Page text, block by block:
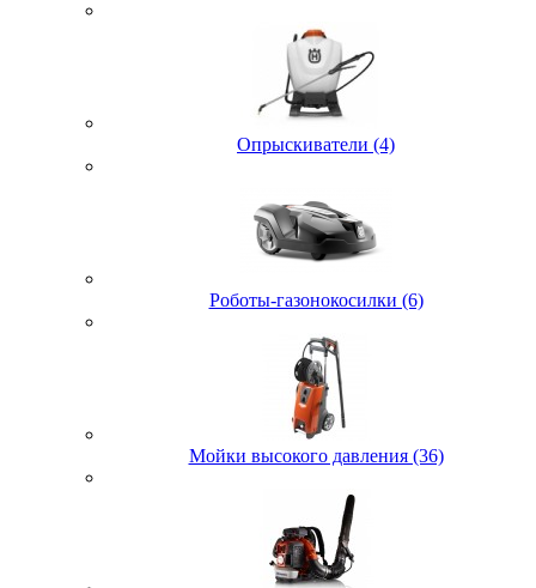
Опрыскиватели (4)
Роботы-газонокосилки (6)
Мойки высокого давления (36)